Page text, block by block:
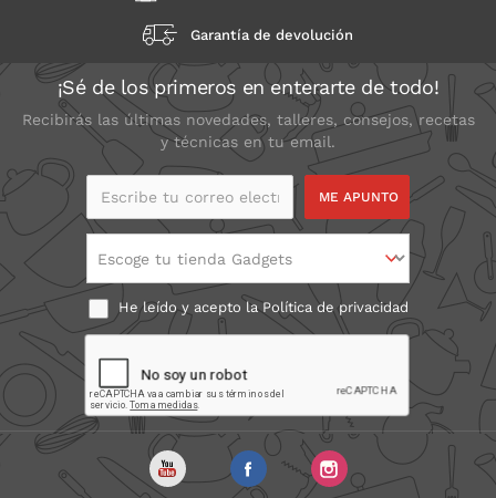
Garantía de devolución
¡Sé de los primeros en enterarte de todo!
Recibirás las últimas novedades, talleres, consejos, recetas
y técnicas en tu email.
Escribe tu correo
Escoge tu tienda Gadgets
He leído y acepto laPolítica de privacidad